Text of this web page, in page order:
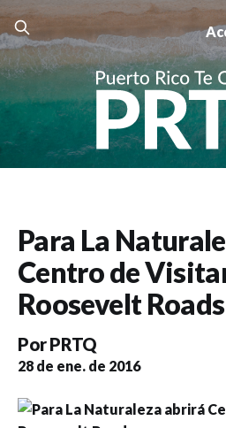
Para La
Centro de
Roosevelt Roads
PorPRTQ
28 de ene. de 2016